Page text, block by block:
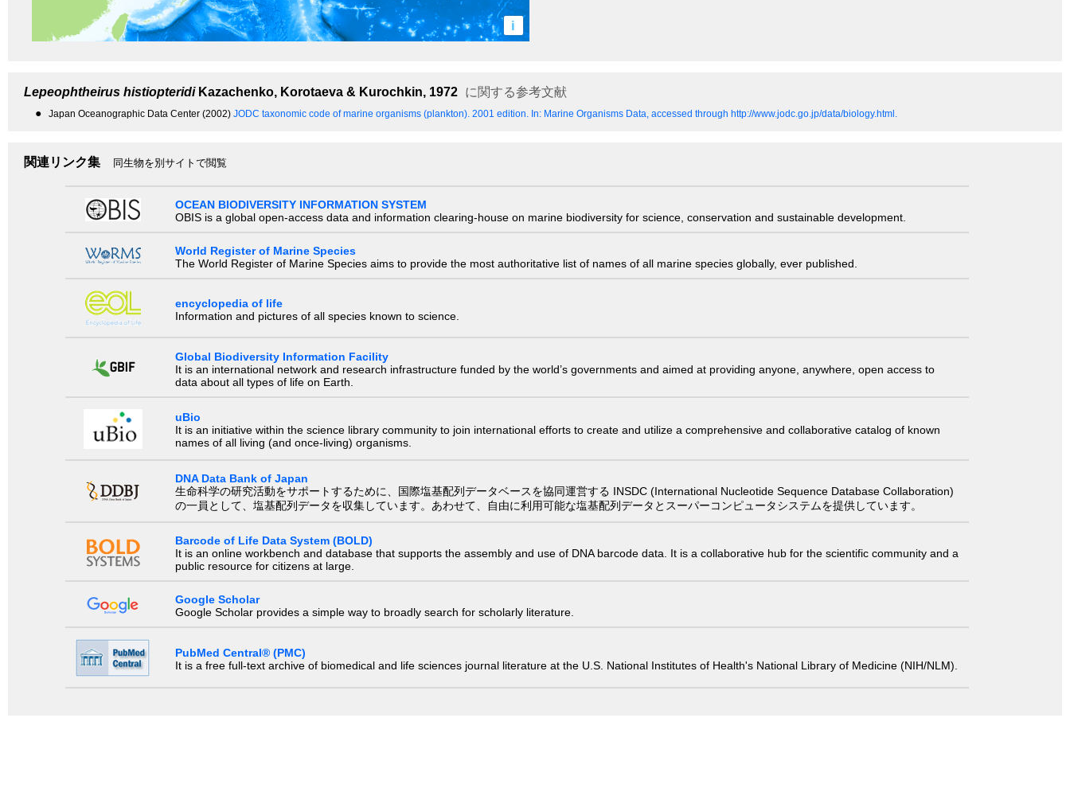
i
Lepeophtheirus histiopteridiKazachenko, Korotaeva & Kurochkin, 1972 に関する参考文献
● Japan Oceanographic Data Center (2002) JODC taxonomic code of marine organisms (plankton). 2001 edition. In: Marine Organisms Data, accessed through http://www.jodc.go.jp/data/biology.html.
関連リンク集 同生物を別サイトで閲覧
OCEAN BIODIVERSITY INFORMATION SYSTEM
OBIS is a global open-access data and information clearing-house on marine biodiversity for science, conservation and sustainable development.
World Register of Marine Species
The World Register of Marine Species aims to provide the most authoritative list of names of all marine species globally, ever published.
encyclopedia of life
Information and pictures of all species known to science.
Global Biodiversity Information Facility
It is an international network and research infrastructure funded by the world’s governments and aimed at providing anyone, anywhere, open access to
data about all types of life on Earth.
uBio
It is an initiative within the science library community to join international efforts to create and utilize a comprehensive and collaborative catalog of known
names of all living (and once-living) organisms.
DNA Data Bank of Japan
生命科学の研究活動をサポートするために、国際塩基配列データベースを協同運営する INSDC (International Nucleotide Sequence Database Collaboration)
の一員として、塩基配列データを収集しています。あわせて、自由に利用可能な塩基配列データとスーパーコンピュータシステムを提供しています。
Barcode of Life Data System (BOLD)
It is an online workbench and database that supports the assembly and use of DNA barcode data. It is a collaborative hub for the scientific community and a
public resource for citizens at large.
Google Scholar
Google Scholar provides a simple way to broadly search for scholarly literature.
PubMed Central® (PMC)
It is a free full-text archive of biomedical and life sciences journal literature at the U.S. National Institutes of Health's National Library of Medicine (NIH/NLM).